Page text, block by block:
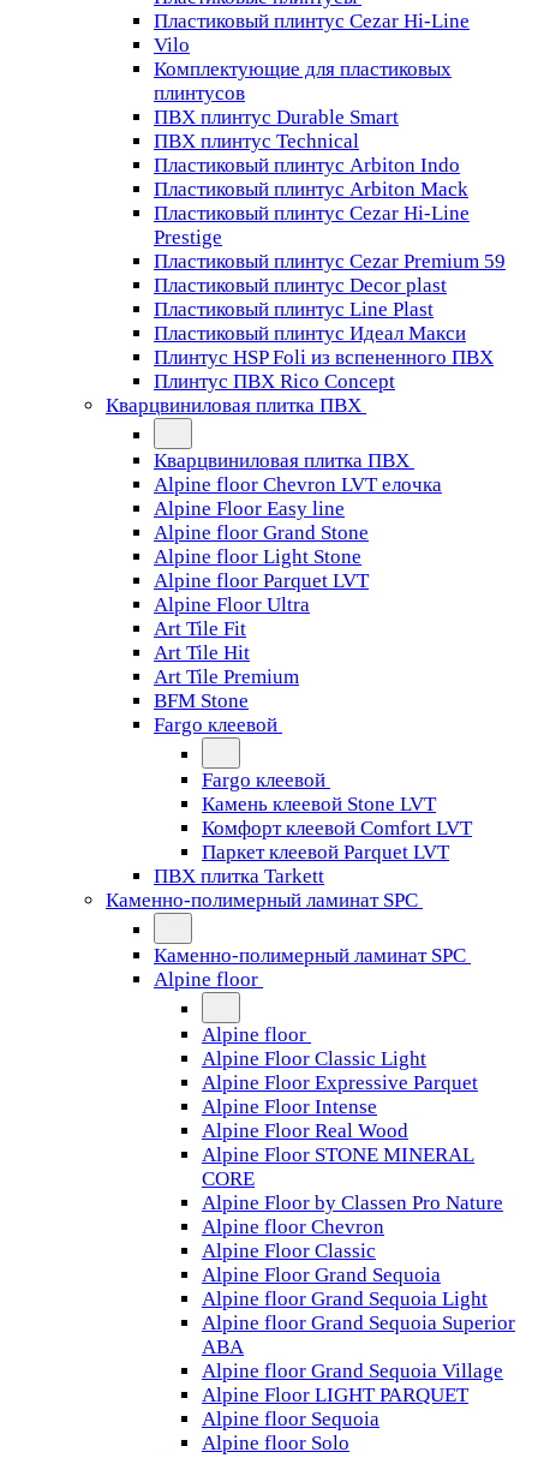
Пластиковый плинтус Cezar Hi-Line
Vilo
Комплектующие для пластиковых
плинтусов
ПВХ плинтус Durable Smart
ПВХ плинтус Technical
Пластиковый плинтус Arbiton Indo
Пластиковый плинтус Arbiton Mack
Пластиковый плинтус Cezar Hi-Line
Prestige
Пластиковый плинтус Cezar Premium 59
Пластиковый плинтус Decor plast
Пластиковый плинтус Line Plast
Пластиковый плинтус Идеал Макси
Плинтус HSP Foli из вспененного ПВХ
Плинтус ПВХ Rico Concept
Кварцвиниловая плитка ПВХ
Кварцвиниловая плитка ПВХ
Alpine floor Chevron LVT елочка
Alpine Floor Easy line
Alpine floor Grand Stone
Alpine floor Light Stone
Alpine floor Parquet LVT
Alpine Floor Ultra
Art Tile Fit
Art Tile Hit
Art Tile Premium
BFM Stone
Fargo клеевой
Fargo клеевой
Камень клеевой Stone LVT
Комфорт клеевой Comfort LVT
Паркет клеевой Parquet LVT
ПВХ плитка Tarkett
Каменно-полимерный ламинат SPC
Каменно-полимерный ламинат SPC
Alpine floor
Alpine floor
Alpine Floor Classic Light
Alpine Floor Expressive Parquet
Alpine Floor Intense
Alpine Floor Real Wood
Alpine Floor STONE MINERAL
CORE
Alpine Floor by Classen Pro Nature
Alpine floor Chevron
Alpine Floor Classic
Alpine Floor Grand Sequoia
Alpine floor Grand Sequoia Light
Alpine floor Grand Sequoia Superior
ABA
Alpine floor Grand Sequoia Village
Alpine Floor LIGHT PARQUET
Alpine floor Sequoia
Alpine floor Solo